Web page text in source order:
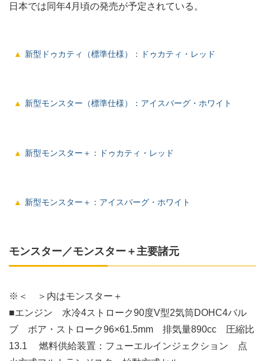
日本では同年4月頃の発売が予定されている。
新型ドゥカティ（標準仕様）：ドゥカティ・レッド
新型モンスター（標準仕様）：アイスバーグ・ホワイト
新型モンスター＋：ドゥカティ・レッド
新型モンスター＋：アイスバーグ・ホワイト
モンスター／モンスター＋主要諸元
※＜ ＞内はモンスター＋
■エンジン 水冷4ストローク90度V型2気筒DOHC4バル
ブ ボア・ストローク96×61.5mm 排気量890cc 圧縮比
13.1 燃料供給装置：フューエルインジェクション 点